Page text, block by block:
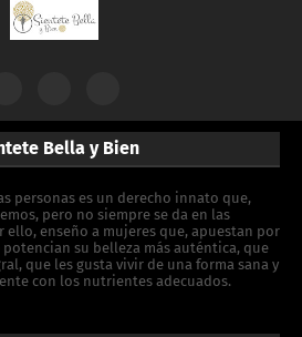
Bella y Bien
personas es un derecho innato que,
pero no siempre se da en las
ello, enseño a mujeres que, apuestan por
su belleza más auténtica, que
que les gusta vivir de una forma sana y
con los nutrientes adecuados.